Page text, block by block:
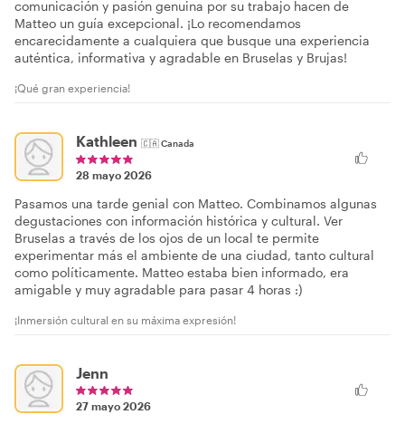
comunicación y pasión genuina por su trabajo hacen de
Matteo un guía excepcional. ¡Lo recomendamos
encarecidamente a cualquiera que busque una experiencia
auténtica, informativa y agradable en Bruselas y Brujas!
¡Qué gran experiencia!
Kathleen 🇨🇦Canada
28 mayo 2026
Pasamos una tarde genial con Matteo. Combinamos algunas
degustaciones con información histórica y cultural. Ver
Bruselas a través de los ojos de un local te permite
experimentar más el ambiente de una ciudad, tanto cultural
como políticamente. Matteo estaba bien informado, era
amigable y muy agradable para pasar 4 horas :)
¡Inmersión cultural en su máxima expresión!
Jenn
27 mayo 2026